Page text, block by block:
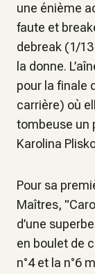
une énième
faute et
debreak (1/
la donne.
pour la finale
carrière) où
tombeuse un
Karolina
Pour sa
Maîtres,
d’une
en boulet de
n°4 et la n°6